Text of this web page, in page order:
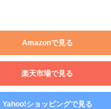
Amazonで見る
楽天市場で見る
Yahoo!ショッピングで見る